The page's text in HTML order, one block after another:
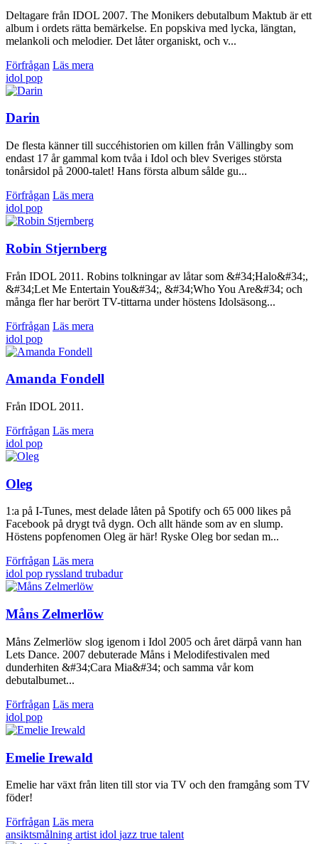
Deltagare från IDOL 2007. The Monikers debutalbum Maktub är ett
album i ordets rätta bemärkelse. En popskiva med lycka, längtan,
melankoli och melodier. Det låter organiskt, och v...
Förfrågan Läs mera
idol pop
Darin
De flesta känner till succéhistorien om killen från Vällingby som
endast 17 år gammal kom tvåa i Idol och blev Sveriges största
tonårsidol på 2000-talet! Hans första album sålde gu...
Förfrågan Läs mera
idol pop
Robin Stjernberg
Från IDOL 2011. Robins tolkningar av låtar som &#34;Halo&#34;,
&#34;Let Me Entertain You&#34;, &#34;Who You Are&#34; och
många fler har berört TV-tittarna under höstens Idolsäsong...
Förfrågan Läs mera
idol pop
Amanda Fondell
Från IDOL 2011.
Förfrågan Läs mera
idol pop
Oleg
1:a på I-Tunes, mest delade låten på Spotify och 65 000 likes på
Facebook på drygt två dygn. Och allt hände som av en slump.
Höstens popfenomen Oleg är här! Ryske Oleg bor sedan m...
Förfrågan Läs mera
idol pop ryssland trubadur
Måns Zelmerlöw
Måns Zelmerlöw slog igenom i Idol 2005 och året därpå vann han
Lets Dance. 2007 debuterade Måns i Melodifestivalen med
dunderhiten &#34;Cara Mia&#34; och samma vår kom
debutalbumet...
Förfrågan Läs mera
idol pop
Emelie Irewald
Emelie har växt från liten till stor via TV och den framgång som TV
föder!
Förfrågan Läs mera
ansiktsmålning artist idol jazz true talent